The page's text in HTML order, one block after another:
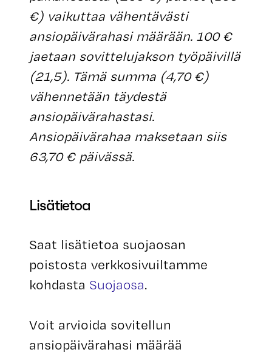
€) vaikuttaa vähentävästi
ansiopäivärahasi määrään. 100 €
jaetaan sovittelujakson työpäivillä
(21,5). Tämä summa (4,70 €)
vähennetään täydestä
ansiopäivärahastasi.
Ansiopäivärahaa maksetaan siis
63,70 € päivässä.
Lisätietoa
Saat lisätietoa suojaosan
poistosta verkkosivuiltamme
kohdasta Suojaosa.
Voit arvioida sovitellun
ansiopäivärahasi määrää